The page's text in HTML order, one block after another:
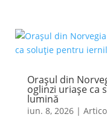
Orașul din
oglinzi uriașe ca
lumină
iun. 8, 2026|